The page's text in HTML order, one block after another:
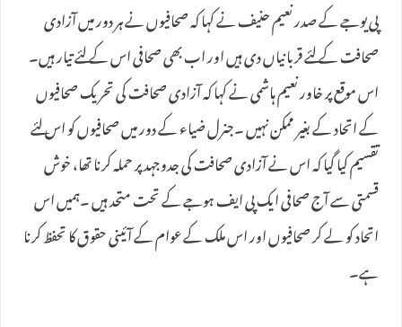
پی یوجے کے صدر نعیم حنیف نے کہا کہ صحافیوں نے ہر دور میں آزادی
صحافت کے لئے قربانیاں دی ہیں اور اب بھی صحافی اس کے لئے تیار ہیں۔
اس موقع پر خاور نعیم ہاشمی نے کہا کہ آزادی صحافت کی تحریک صحافیوں
کے اتحاد کے بغیر ممکن نہیں ۔جنرل ضیاء کے دور میں صحافیوں کو اس لئے
تقسیم کیا گیا کہ اس نے آزادی صحافت کی جدوجہد پر حملہ کرنا تھا، خوش
قسمتی سے آج صحافی ایک پی ایف ہوجے کے تحت متحد ہیں ۔ہمیں اس
اتحاد کو لے کر صحافیوں اور اس ملک کے عوام کے آئینی حقوق کا تحفظ کرنا
ہے۔